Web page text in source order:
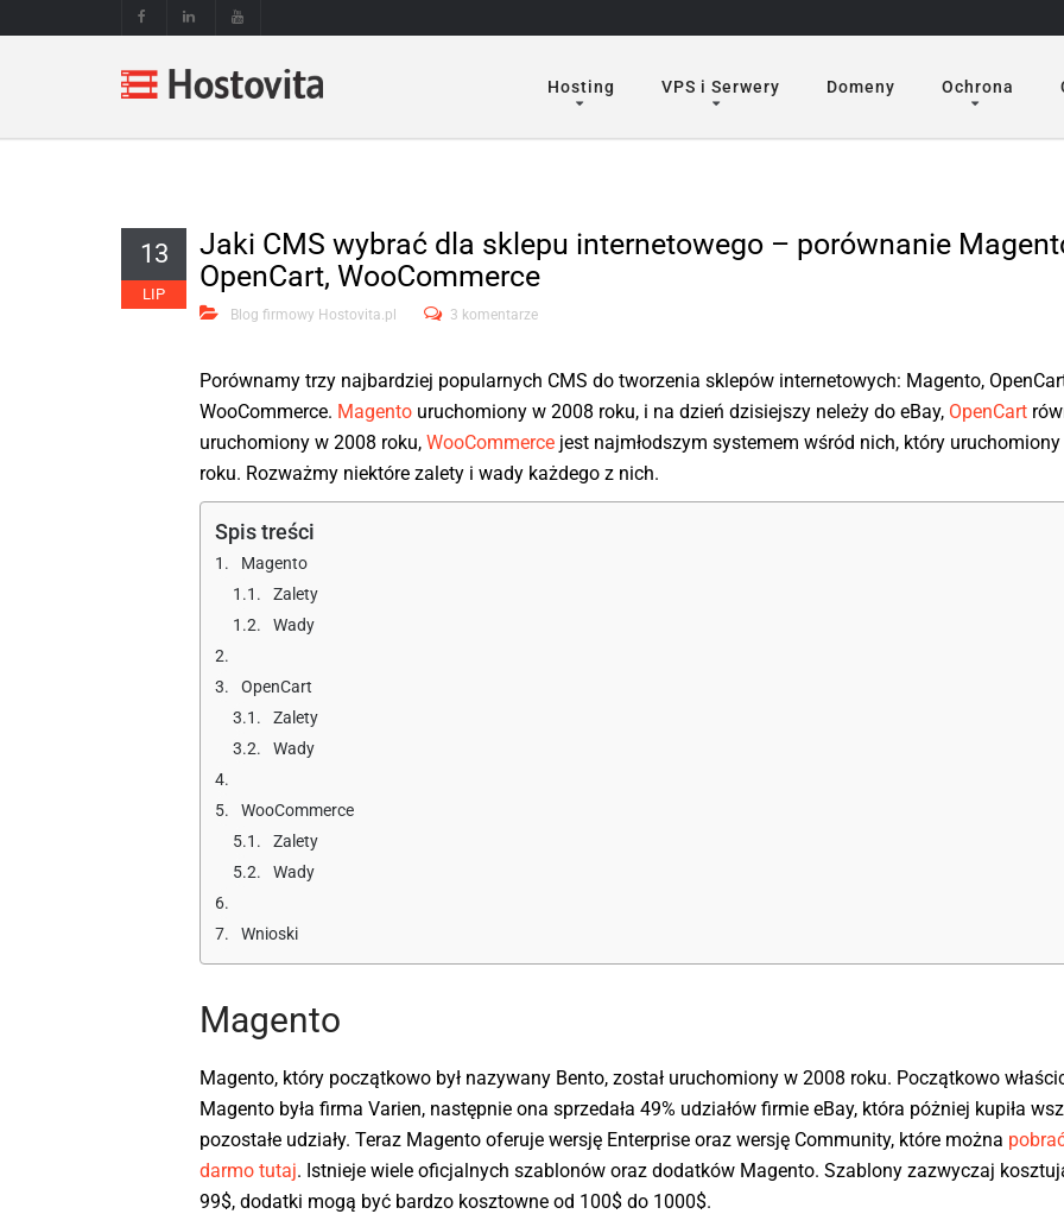
Hosting VPS i Serwery Domeny Ochrona
13
LIP
Jaki CMS wybrać dla sklepu internetowego – porównanie
OpenCart, WooCommerce
Blog firmowy Hostovita.pl 3 komentarze
Porównamy trzy najbardziej popularnych CMS do tworzenia sklepów internetowych: Magento,
WooCommerce. Magento uruchomiony w 2008 roku, i na dzień dzisiejszy neleży do eBay, OpenCart
uruchomiony w 2008 roku, WooCommerce jest najmłodszym systemem wśród nich, który uruchomiony
roku. Rozważmy niektóre zalety i wady każdego z nich.
Spis treści
Magento
Zalety
Wady
OpenCart
Zalety
Wady
WooCommerce
Zalety
Wady
Wnioski
Magento
Magento, który początkowo był nazywany Bento, został uruchomiony w 2008 roku. Początkowo
Magento była firma Varien, następnie ona sprzedała 49% udziałów firmie eBay, która póżniej kupiła
pozostałe udziały. Teraz Magento oferuje wersję Enterprise oraz wersję Community, które można
darmo tutaj. Istnieje wiele oficjalnych szablonów oraz dodatków Magento. Szablony zazwyczaj
99$, dodatki mogą być bardzo kosztowne od 100$ do 1000$.